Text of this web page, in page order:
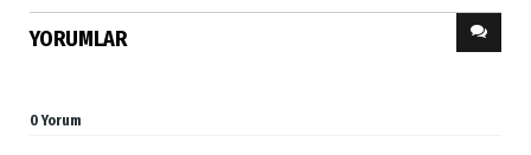
YORUMLAR
0 Yorum